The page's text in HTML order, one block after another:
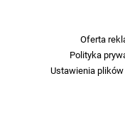
Oferta
Polityka
Ustawienia